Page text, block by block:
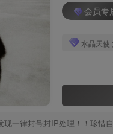
会员专
水晶天使
一律封号封IP处理！！珍惜自